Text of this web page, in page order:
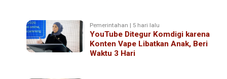
Pemerintahan | 5 hari lalu
YouTube Ditegur Komdigi karena
Konten Vape Libatkan Anak, Beri
Waktu 3 Hari